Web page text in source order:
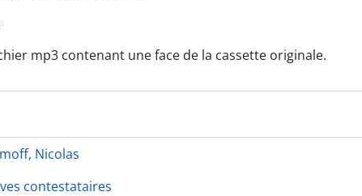
mp3 contenant une face de la cassette originale.
Nicolas
contestataires